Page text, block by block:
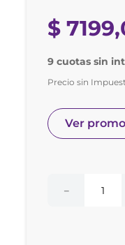
$ 7199,
9 cuotas sin
Precio sin
Ver
－